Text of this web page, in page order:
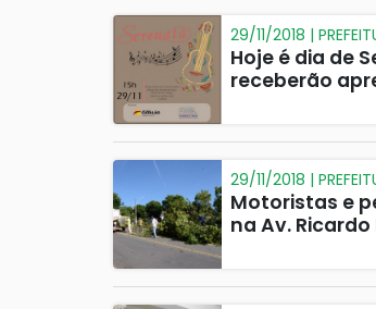
29/11/2018 |
Hoje é dia de
receberão
29/11/2018 |
Motoristas e
na Av.